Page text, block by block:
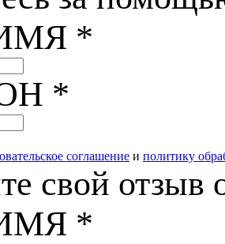
*
*
соглашение и политику
свой отзыв
*